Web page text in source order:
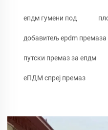
епдм гумени под
добавитељ epdm премаза
путски премаз за епдм
еПДМ спреј премаз